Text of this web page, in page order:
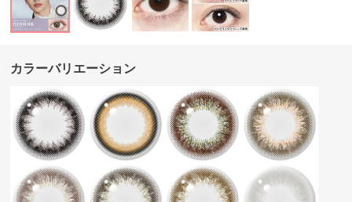
カラーバリエーション